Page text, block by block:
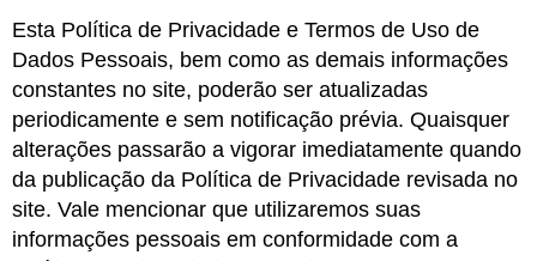
Esta Política de Privacidade e Termos de Uso de
Dados Pessoais, bem como as demais informações
constantes no site, poderão ser atualizadas
periodicamente e sem notificação prévia. Quaisquer
alterações passarão a vigorar imediatamente quando
da publicação da Política de Privacidade revisada no
site. Vale mencionar que utilizaremos suas
informações pessoais em conformidade com a